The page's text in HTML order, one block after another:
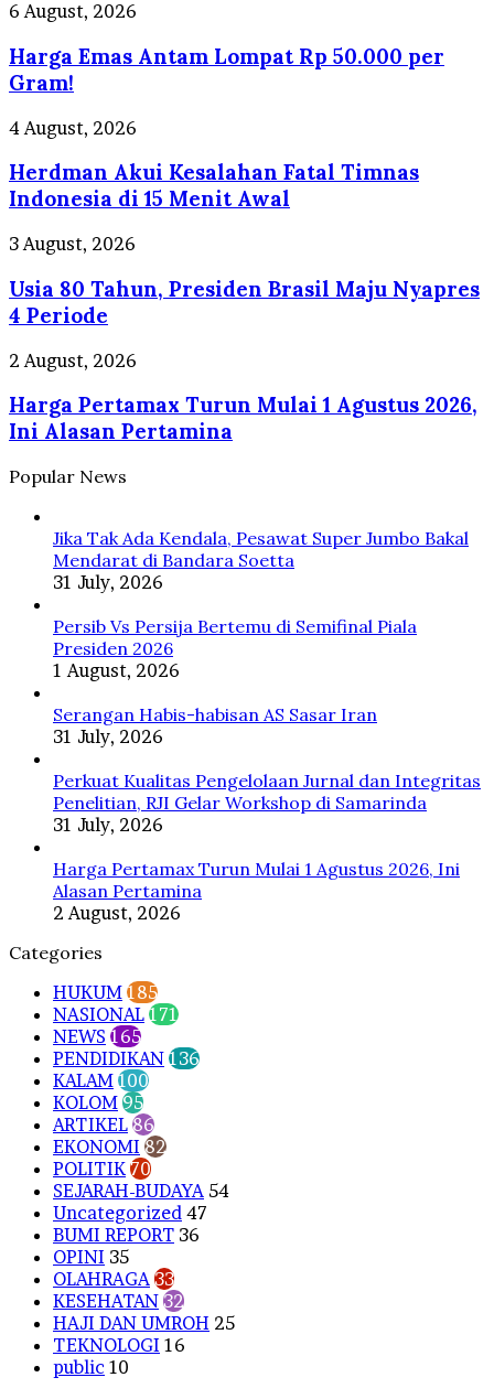
Presentasi
di
Depan
Prabowo
Harga
Antam
Lompat
Rp
50.000
Gram!
6 August, 2026
Harga Emas Antam Lompat Rp 50.000 per
Gram!
Herdman
Kesalahan
Fatal
Timnas
Indonesia
15
Menit
Awal
4 August, 2026
Herdman Akui Kesalahan Fatal Timnas
Indonesia di 15 Menit Awal
Usia
Tahun,
Presiden
Brasil
Maju
Nyapres
4
Periode
3 August, 2026
Usia 80 Tahun, Presiden Brasil Maju Nyapres
4 Periode
Harga
Turun
Mulai
1
Agustus
2026,
Alasan
Pertamina
2 August, 2026
Harga Pertamax Turun Mulai 1 Agustus 2026,
Ini Alasan Pertamina
Popular News
Jika Tak Ada Kendala, Pesawat Super Jumbo Bakal
Mendarat di Bandara Soetta
31 July, 2026
Persib Vs Persija Bertemu di Semifinal Piala
Presiden 2026
1 August, 2026
Serangan Habis-habisan AS Sasar Iran
31 July, 2026
Perkuat Kualitas Pengelolaan Jurnal dan Integritas
Penelitian, RJI Gelar Workshop di Samarinda
31 July, 2026
Harga Pertamax Turun Mulai 1 Agustus 2026, Ini
Alasan Pertamina
2 August, 2026
Categories
HUKUM 185
NASIONAL 171
NEWS 165
PENDIDIKAN 136
KALAM 100
KOLOM 95
ARTIKEL 86
EKONOMI 82
POLITIK 70
SEJARAH-BUDAYA 54
Uncategorized 47
BUMI REPORT 36
OPINI 35
OLAHRAGA 33
KESEHATAN 32
HAJI DAN UMROH 25
TEKNOLOGI 16
public 10